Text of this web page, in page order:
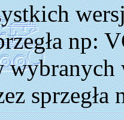
np: